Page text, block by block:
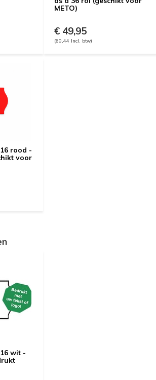
METO)
€ 49,95
(60,44 Incl. btw)
rood -
voor
wit -